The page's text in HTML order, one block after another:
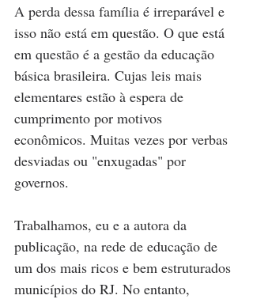
A perda dessa família é irreparável e
isso não está em questão. O que está
em questão é a gestão da educação
básica brasileira. Cujas leis mais
elementares estão à espera de
cumprimento por motivos
econômicos. Muitas vezes por verbas
desviadas ou "enxugadas" por
governos.
Trabalhamos, eu e a autora da
publicação, na rede de educação de
um dos mais ricos e bem estruturados
municípios do RJ. No entanto,